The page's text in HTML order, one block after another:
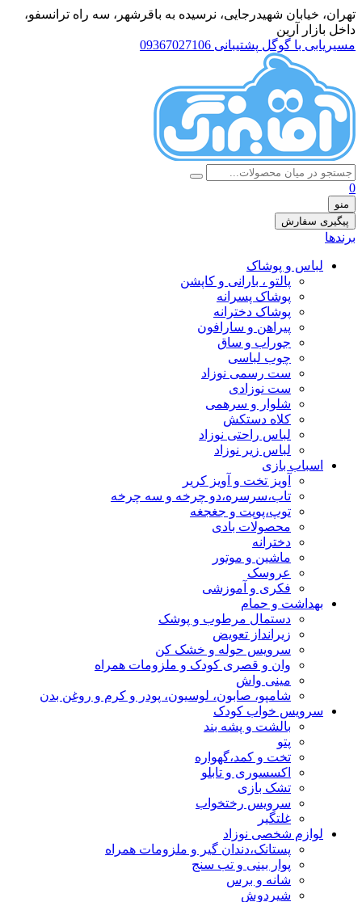
تهران، خيابان شهيدرجايى، نرسیده به باقرشهر، سه راه ترانسفو،
داخل بازار آرین
مسیریابی با گوگل پشتیبانی 09367027106
0
منو
پیگیری سفارش
برندها
لباس و پوشاک
پالتو ، بارانی و کاپشن
پوشاک پسرانه
پوشاک دخترانه
پیراهن و سارافون
جوراب و ساق
چوب لباسی
ست رسمی نوزاد
ست نوزادی
شلوار و سرهمی
کلاه دستکش
لباس راحتی نوزاد
لباس زیر نوزاد
اسباب بازی
آویز تخت و آویز کریر
تاب،سرسره،دو چرخه و سه چرخه
توپ،پوپت و جغجغه
محصولات بادی
دخترانه
ماشین و موتور
عروسک
فکری و آموزشی
بهداشت و حمام
دستمال مرطوب و پوشک
زیرانداز تعویض
سرویس حوله و خشک کن
وان و قصری کودک و ملزومات همراه
مینی واش
شامپو، صابون، لوسیون، پودر و کرم و روغن بدن
سرویس خواب کودک
بالشت و پشه بند
پتو
تخت و کمد،گهواره
اکسسوری و تابلو
تشک بازی
سرویس رختخواب
غلتگیر
لوازم شخصی نوزاد
پستانک،دندان گیر و ملزومات همراه
پوار بینی و تب سنج
شانه و برس
شیردوش